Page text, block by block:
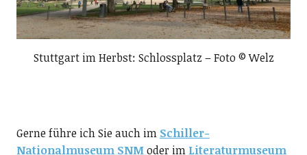
Stuttgart im Herbst: Schlossplatz – Foto © Welz
Gerne führe ich Sie auch im Schiller-
Nationalmuseum SNModer im Literaturmuseum